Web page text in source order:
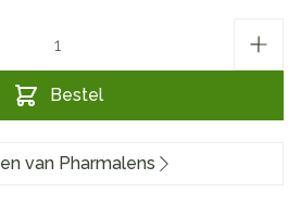
Bestel
van Pharmalens